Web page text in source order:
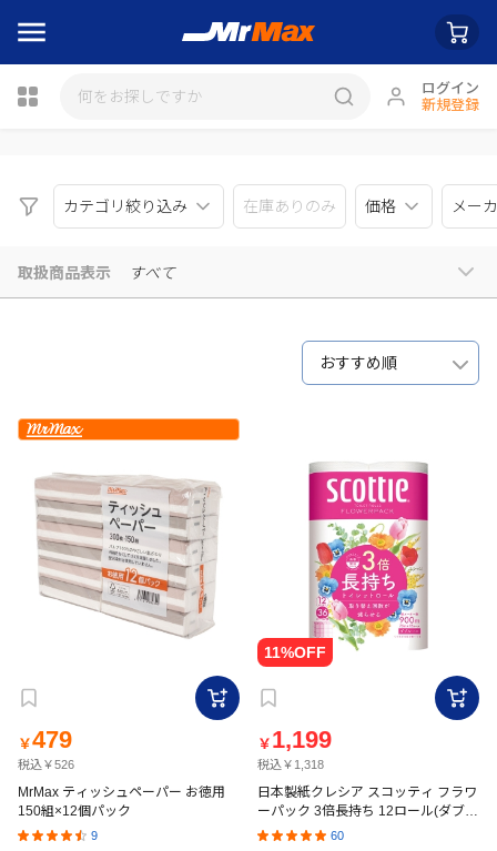
ログイン
新規登録
カテゴリ絞り込み 在庫ありのみ 価格 メー
取扱商品表示 すべて
おすすめ順
￥479
税込￥526
MrMax ティッシュペーパー お徳用
150組×12個パック
9
￥ 1,199
税込￥1,318
日本製紙クレシア スコッティ フラワ
ーパック 3倍長持ち 12ロール(ダブ
ル)くつろぎの花の香り
60